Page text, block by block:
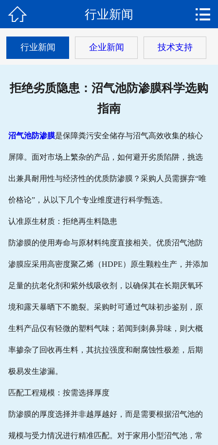
关于我们
产品中心
新闻动态
公司资质
在线留言
 行业新闻 
行业新闻 企业新闻 技术支持
拒绝劣质隐患：沼气池防渗膜科学选购
指南
沼气池防渗膜是保障粪污安全储存与沼气高效收集的核心
屏障。面对市场上繁杂的产品，如何避开劣质陷阱，挑选
出兼具耐用性与经济性的优质防渗膜？采购人员需摒弃“唯
价格论”，从以下几个专业维度进行科学甄选。
认准原生材质：拒绝再生料隐患
防渗膜的使用寿命与原材料纯度直接相关。优质沼气池防
渗膜应采用高密度聚乙烯（HDPE）原生颗粒生产，并添加
足量的抗老化剂和紫外线吸收剂，以确保其在长期厌氧环
境和露天暴晒下不脆裂。采购时可通过气味初步鉴别，原
生料产品仅有轻微的塑料气味；若闻到刺鼻异味，则大概
率掺杂了回收再生料，其抗拉强度和耐腐蚀性极差，后期
极易发生渗漏。
匹配工程规模：按需选择厚度
防渗膜的厚度选择并非越厚越好，而是需要根据沼气池的
规模与受力情况进行精准匹配。对于家用小型沼气池，常